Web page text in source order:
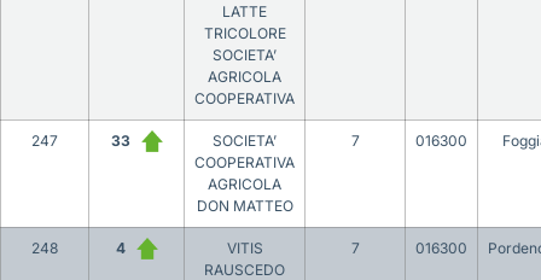
LATTE
TRICOLORE
SOCIETA’
AGRICOLA
COOPERATIVA
247 33
SOCIETA’
COOPERATIVA
AGRICOLA
DON MATTEO
7 016300
248 4
VITIS
RAUSCEDO
7 016300